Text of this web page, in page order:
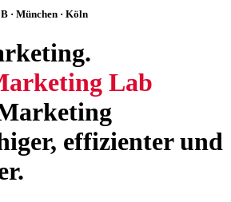
· München · Köln
Lab
effizienter und